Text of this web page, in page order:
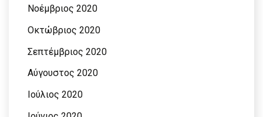
Νοέμβριος 2020
Οκτώβριος 2020
Σεπτέμβριος 2020
Αύγουστος 2020
Ιούλιος 2020